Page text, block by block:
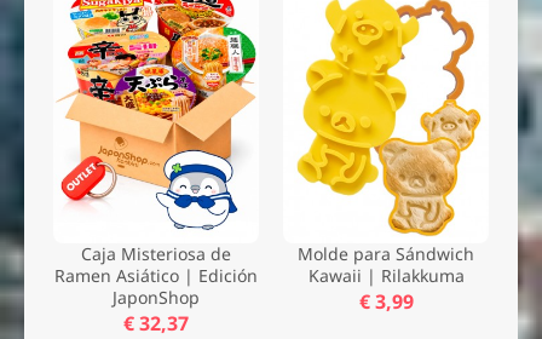
Caja Misteriosa de
Ramen Asiático | Edición
JaponShop
€ 32,37
Molde para Sándwich
Kawaii | Rilakkuma
€ 3,99